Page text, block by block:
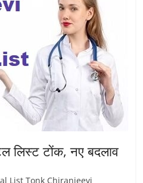
लिस्ट टोंक, नए बदलाव
List Tonk Chiranjeevi